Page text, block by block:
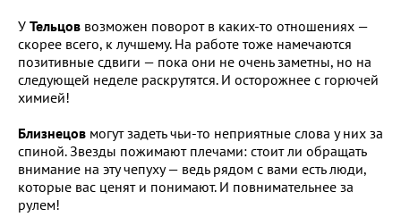
У Тельцов возможен поворот в каких-то отношениях —
скорее всего, к лучшему. На работе тоже намечаются
позитивные сдвиги — пока они не очень заметны, но на
следующей неделе раскрутятся. И осторожнее с горючей
химией!
Близнецов могут задеть чьи-то неприятные слова у них за
спиной. Звезды пожимают плечами: стоит ли обращать
внимание на эту чепуху — ведь рядом с вами есть люди,
которые вас ценят и понимают. И повнимательнее за
рулем!